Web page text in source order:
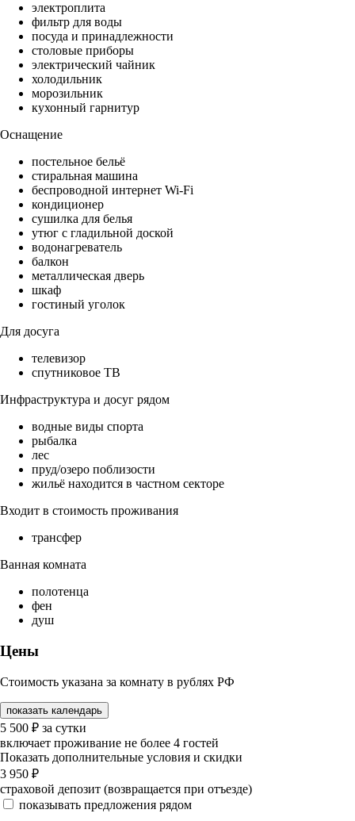
электроплита
фильтр для воды
посуда и принадлежности
столовые приборы
электрический чайник
холодильник
морозильник
кухонный гарнитур
Оснащение
постельное бельё
стиральная машина
беспроводной интернет Wi-Fi
кондиционер
сушилка для белья
утюг с гладильной доской
водонагреватель
балкон
металлическая дверь
шкаф
гостиный уголок
Для досуга
телевизор
спутниковое ТВ
Инфраструктура и досуг рядом
водные виды спорта
рыбалка
лес
пруд/озеро поблизости
жильё находится в частном секторе
Входит в стоимость проживания
трансфер
Ванная комната
полотенца
фен
душ
Цены
Стоимость указана за комнату в рублях РФ
показать календарь
5 500 ₽ за сутки
включает проживание не более 4 гостей
Показать дополнительные условия и скидки
3 950 ₽
страховой депозит (возвращается при отъезде)
показывать предложения рядом